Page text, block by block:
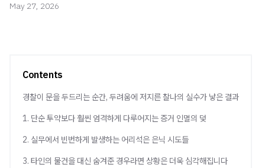
May 27, 2026
Contents
경찰이 문을 두드리는 순간, 두려움에 저지른 찰나의 실수가 낳은 결과
1. 단순 투약보다 훨씬 엄격하게 다루어지는 증거 인멸의 덫
2. 실무에서 빈번하게 발생하는 어리석은 은닉 시도들
3. 타인의 물건을 대신 숨겨준 경우라면 상황은 더욱 심각해집니다